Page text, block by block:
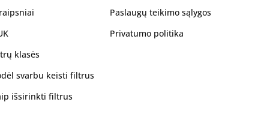
klasės
svarbu keisti filtrus
išsirinkti filtrus
Paslaugų teikimo sąlygos
Privatumo politika